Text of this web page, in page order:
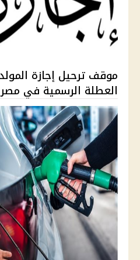
العطلة الرسمية في مصر